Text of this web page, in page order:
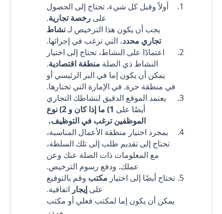
أولاً وقبل كل شيء، تحتاج إلى الحصول
علىرخصة تجارية.
يجب أن يكون هذا الترخيص لـنشاط
تجاري محدد، التي ترغب في إجرائها.
اعتمادًا على النشاط، تحتاج إلى اختيار
النشاط ذي الصلة منطقة اقتصادية.
يمكن أن يكون إما في البر الرئيسي أو
في منطقة حرة. في الإمارة التي تختارها.
يعتمد الموقع الدقيق لنشاطك التجاري
أيضًا على
1) ما إذا كان و 2) نوع
الموظفين ترغب في التوظيف.
بمجرد اختيار منطقة الأعمال المناسبة،
تحتاج إلى تقديم طلب إلى تلك السلطة،
مع المعلومات ذات الصلة عنك وعن
عملك. ودفع رسوم الترخيص.
تحتاج أيضًا إلى اختيار مكتب وقم بالتوقيع
علىإيجار اتفاقية.
يمكن أن يكون إما لمكتب فعلي أو مكتب